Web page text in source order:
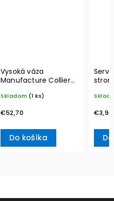
Vysoká váza
Manufacture Collier
& Boch
Skladom (1 ks)
€52,70
Do košíka
€3,90